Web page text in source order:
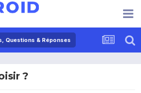
Questions & Réponses
?